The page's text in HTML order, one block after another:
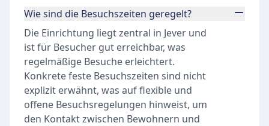
Wie sind die Besuchszeiten geregelt?
Die Einrichtung liegt zentral in Jever und
ist für Besucher gut erreichbar, was
regelmäßige Besuche erleichtert.
Konkrete feste Besuchszeiten sind nicht
explizit erwähnt, was auf flexible und
offene Besuchsregelungen hinweist, um
den Kontakt zwischen Bewohnern und